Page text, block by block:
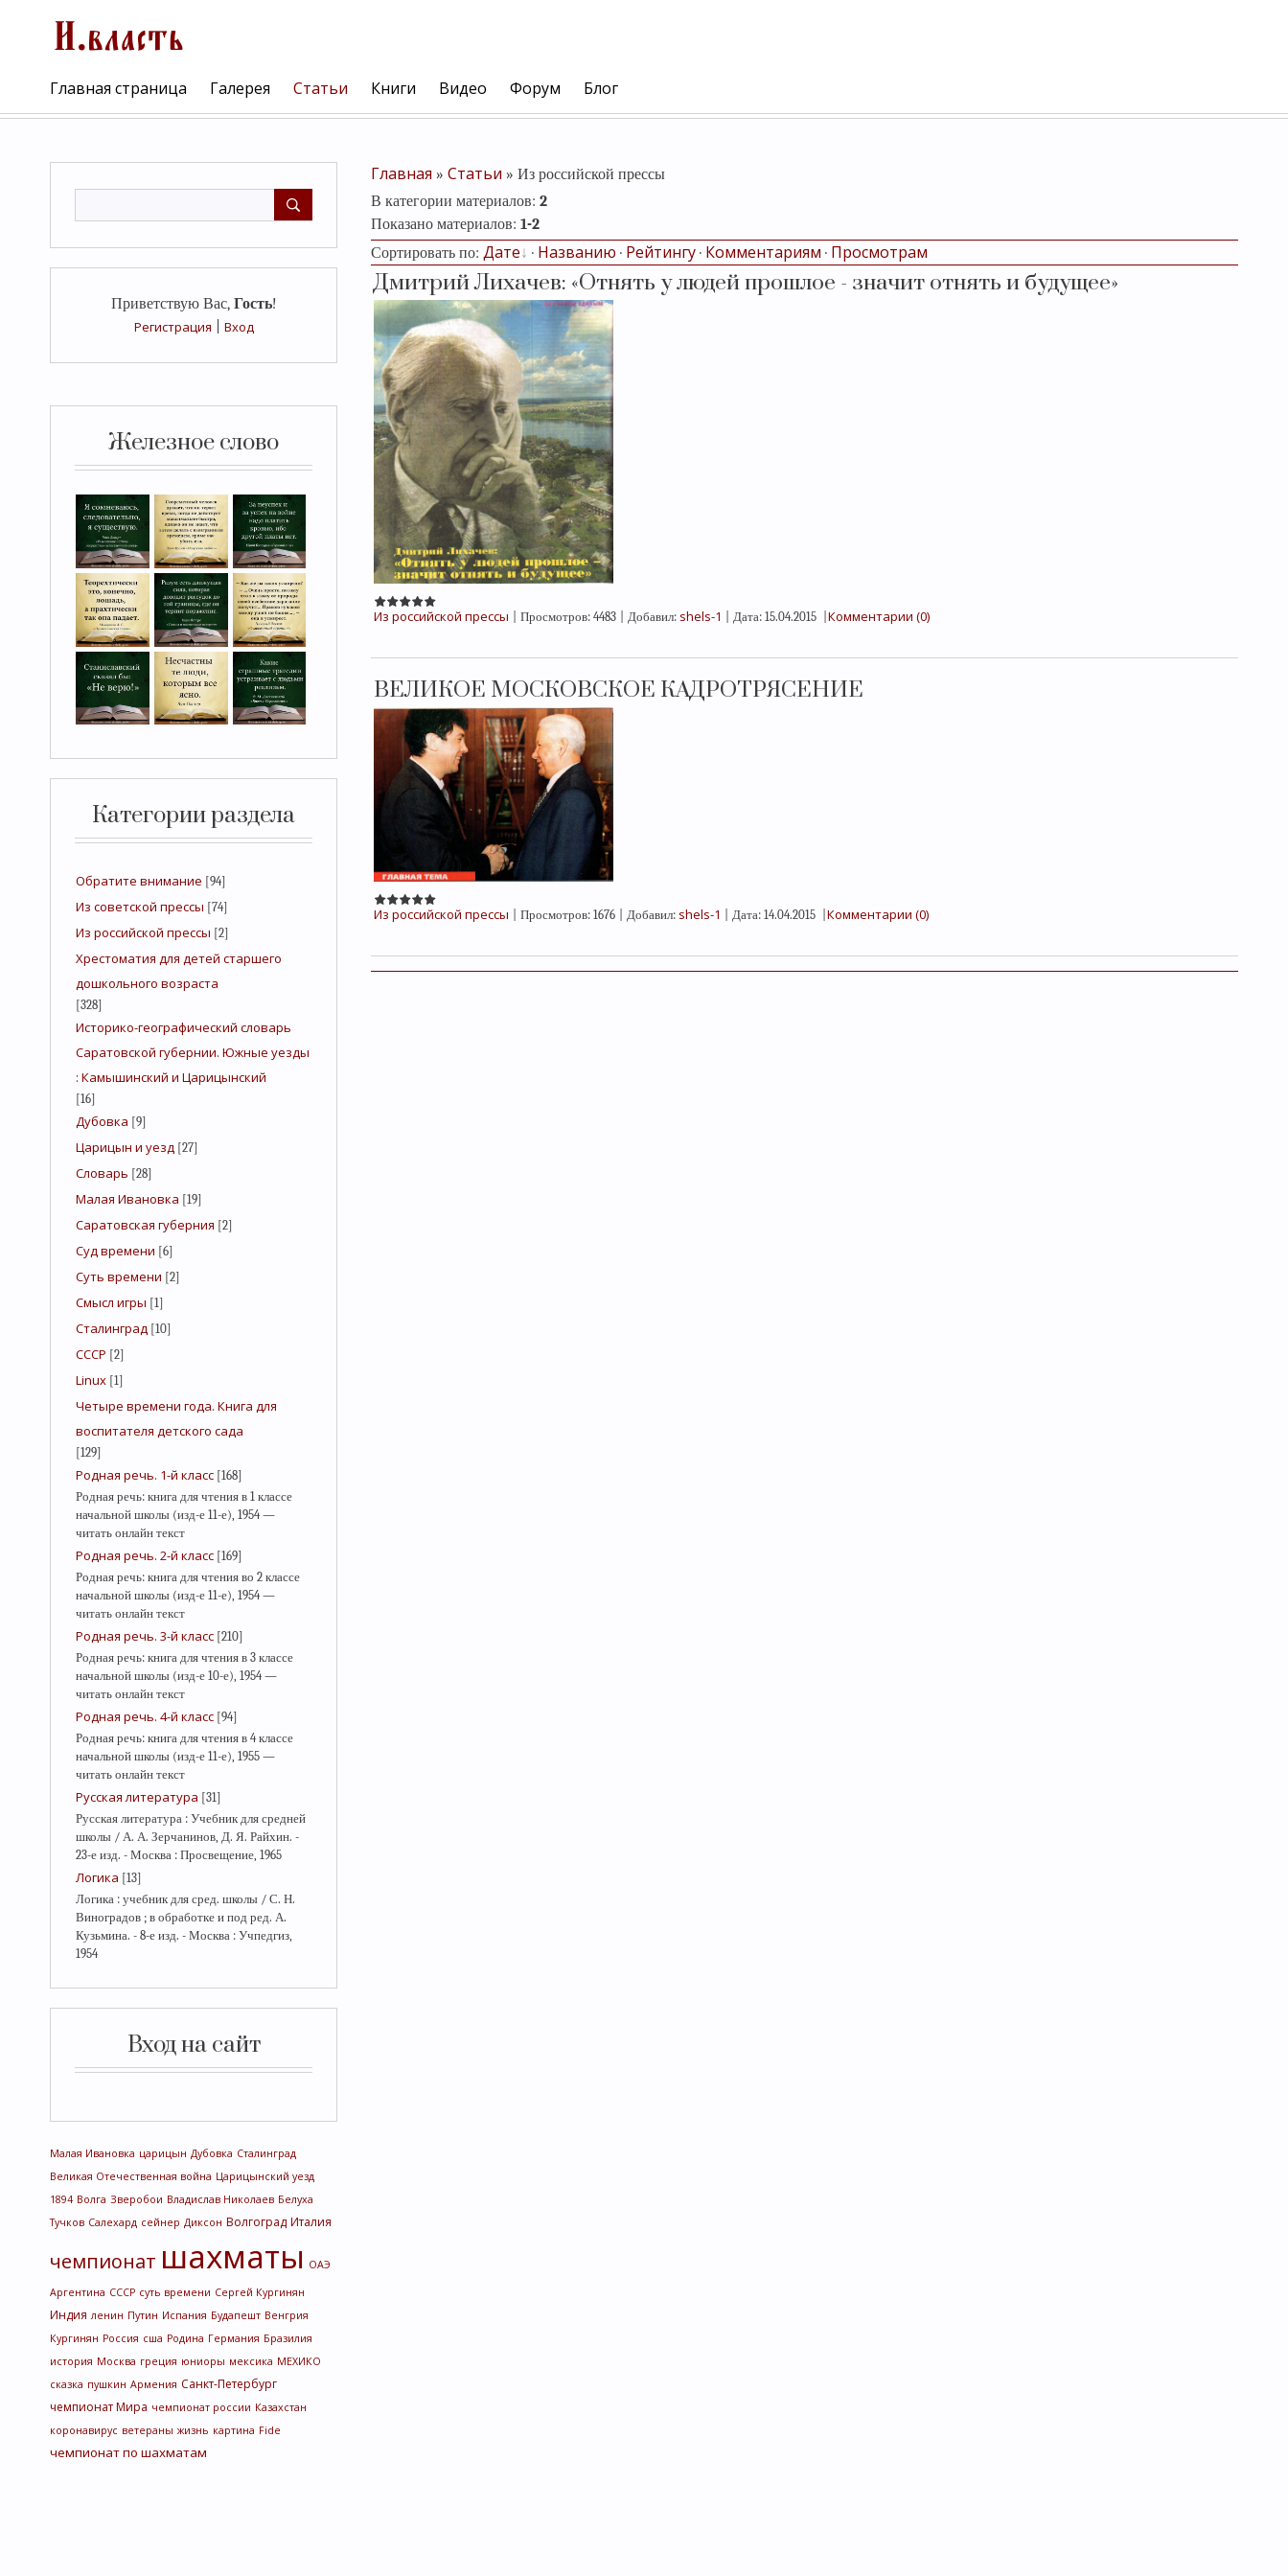
Главная страница Галерея Статьи Книги Видео Форум Блог
Приветствую Вас, Гость!
Регистрация
Вход
Железное слово
Категории раздела
Обратите внимание [94]
Из советской прессы [74]
Из российской прессы [2]
Хрестоматия для детей старшего
дошкольного возраста
[328]
Историко-географический словарь
Саратовской губернии. Южные уезды
: Камышинский и Царицынский
[16]
Дубовка [9]
Царицын и уезд [27]
Словарь [28]
Малая Ивановка [19]
Саратовская губерния [2]
Суд времени [6]
Суть времени [2]
Смысл игры [1]
Сталинград [10]
СССР [2]
Linux [1]
Четыре времени года. Книга для
воспитателя детского сада
[129]
Родная речь. 1-й класс [168]
Родная речь: книга для чтения в 1 классе
начальной школы (изд-е 11-е), 1954 —
читать онлайн текст
Родная речь. 2-й класс [169]
Родная речь: книга для чтения во 2 классе
начальной школы (изд-е 11-е), 1954 —
читать онлайн текст
Родная речь. 3-й класс [210]
Родная речь: книга для чтения в 3 классе
начальной школы (изд-е 10-е), 1954 —
читать онлайн текст
Родная речь. 4-й класс [94]
Родная речь: книга для чтения в 4 классе
начальной школы (изд-е 11-е), 1955 —
читать онлайн текст
Русская литература [31]
Русская литература : Учебник для средней
школы / А. А. Зерчанинов, Д. Я. Райхин. -
23-е изд. - Москва : Просвещение, 1965
Логика [13]
Логика : учебник для сред. школы / С. Н.
Виноградов ; в обработке и под ред. А.
Кузьмина. - 8-е изд. - Москва : Учпедгиз,
1954
Вход на сайт
Малая Ивановка царицын Дубовка Сталинград
Великая Отечественная война Царицынский уезд
1894 Волга Зверобои Владислав Николаев Белуха
Тучков Салехард сейнер Диксон Волгоград Италия
чемпионат шахматы ОАЭ
Аргентина СССР суть времени Сергей Кургинян
Индия ленин Путин Испания Будапешт Венгрия
Кургинян Россия сша Родина Германия Бразилия
история Москва греция юниоры мексика МЕХИКО
сказка пушкин Армения Санкт-Петербург
чемпионат Мира чемпионат россии Казахстан
коронавирус ветераны жизнь картина Fide
чемпионат по шахматам
Главная » Статьи » Из российской прессы
В категории материалов: 2
Показано материалов: 1-2
Сортировать по: Дате · Названию · Рейтингу · Комментариям · Просмотрам
Дмитрий Лихачев: «Отнять у людей прошлое - значит отнять и будущее»
Из российской прессы Просмотров: 4483 Добавил: shels-1 Дата: 15.04.2015 Комментарии (0)
ВЕЛИКОЕ МОСКОВСКОЕ КАДРОТРЯСЕНИЕ
Из российской прессы Просмотров: 1676 Добавил: shels-1 Дата: 14.04.2015 Комментарии (0)